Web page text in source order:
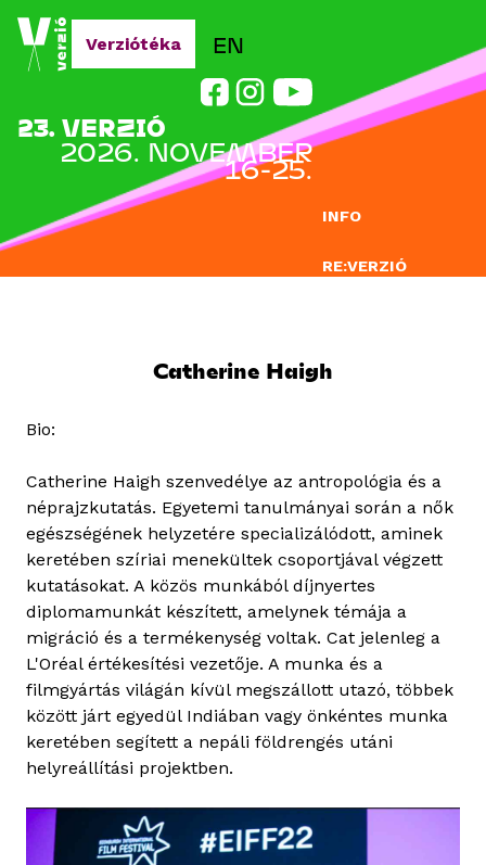
Jump to navigation
INFO
RE:VERZIÓ
EN
23. VERZIÓ
2026. NOVEMBER
16-25.
Verziótéka
Catherine Haigh
Bio:
Catherine Haigh szenvedélye az antropológia és a
néprajzkutatás. Egyetemi tanulmányai során a nők
egészségének helyzetére specializálódott, aminek
keretében szíriai menekültek csoportjával végzett
kutatásokat. A közös munkából díjnyertes
diplomamunkát készített, amelynek témája a
migráció és a termékenység voltak. Cat jelenleg a
L'Oréal értékesítési vezetője. A munka és a
filmgyártás világán kívül megszállott utazó, többek
között járt egyedül Indiában vagy önkéntes munka
keretében segített a nepáli földrengés utáni
helyreállítási projektben.